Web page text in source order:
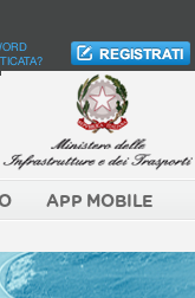
APP MOBILE